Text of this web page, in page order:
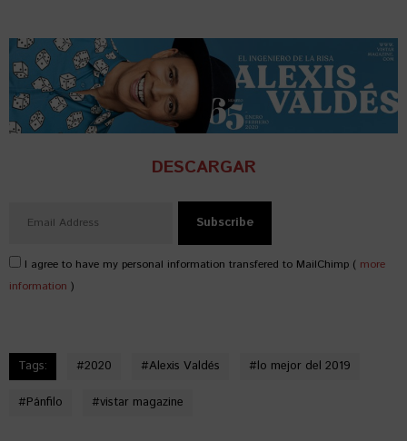
DESCARGAR
I agree to have my personal information transfered to MailChimp ( more
information )
Tags: #2020 #Alexis Valdés #lo mejor del 2019
#Pánfilo #vistar magazine